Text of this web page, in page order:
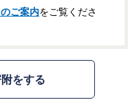
ご案内をご覧くださ
をする